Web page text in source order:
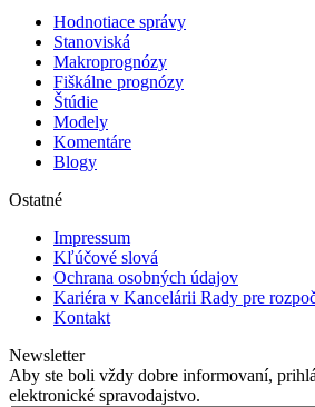
Hodnotiace správy
Stanoviská
Makroprognózy
Fiškálne prognózy
Štúdie
Modely
Komentáre
Blogy
Ostatné
Impressum
Kľúčové slová
Ochrana osobných údajov
Kariéra v Kancelárii Rady pre
Kontakt
Newsletter
Aby ste boli vždy dobre informovaní,
elektronické spravodajstvo.